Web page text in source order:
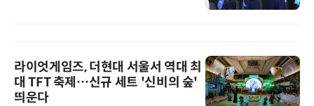
라이엇게임즈, 더현대 서울서 역대 최
대 TFT 축제…신규 세트 '신비의 숲'
띄운다